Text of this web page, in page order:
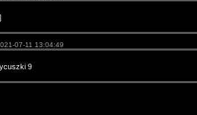
07-11 13:04:49
9